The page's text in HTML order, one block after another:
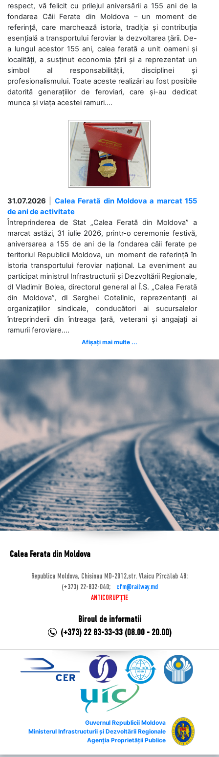
respect, vă felicit cu prilejul aniversării a 155 ani de la
fondarea Căii Ferate din Moldova – un moment de
referință, care marchează istoria, tradiția și contribuția
esențială a transportului feroviar la dezvoltarea țării. De-
a lungul acestor 155 ani, calea ferată a unit oameni și
localități, a susținut economia țării și a reprezentat un
simbol al responsabilității, disciplinei și
profesionalismului. Toate aceste realizări au fost posibile
datorită generațiilor de feroviari, care și-au dedicat
munca și viața acestei ramuri....
31.07.2026
Calea Ferată din Moldova a marcat 155
de ani de activitate
Întreprinderea de Stat „Calea Ferată din Moldova” a
marcat astăzi, 31 iulie 2026, printr-o ceremonie festivă,
aniversarea a 155 de ani de la fondarea căii ferate pe
teritoriul Republicii Moldova, un moment de referință în
istoria transportului feroviar național. La eveniment au
participat ministrul Infrastructurii și Dezvoltării Regionale,
dl Vladimir Bolea, directorul general al Î.S. „Calea Ferată
din Moldova”, dl Serghei Cotelinic, reprezentanți ai
organizațiilor sindicale, conducători ai sucursalelor
întreprinderii din întreaga țară, veterani și angajați ai
ramurii feroviare....
Afișați mai multe ...
Calea Ferata din Moldova
Republica Moldova, Chisinau MD-2012,str. Vlaicu Pîrcălab 48;
(+373) 22-832-040;
cfm@railway.md
ANTICORUPȚIE
Biroul de informatii
(+373) 22 83-33-33 (08.00 - 20.00)
Guvernul Republicii Moldova
Ministerul Infrastructurii și Dezvoltării Regionale
Agenția Proprietății Publice